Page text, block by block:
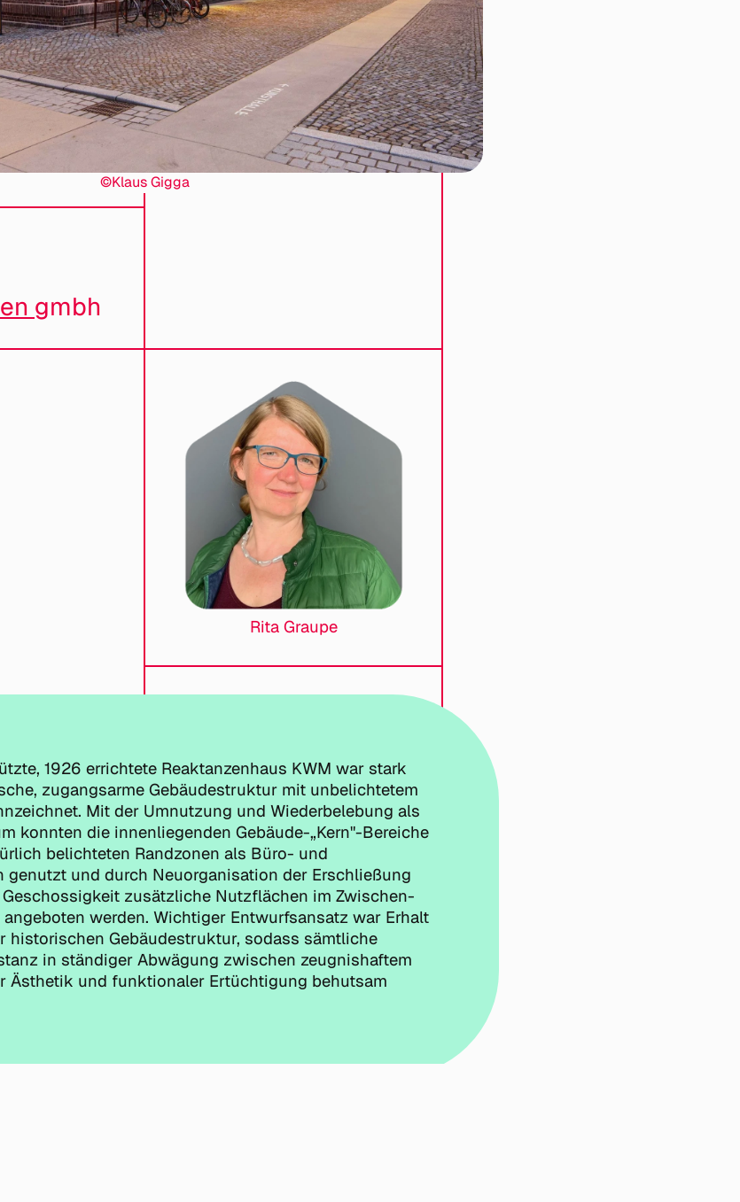
©Klaus Gigga
gmbh
Rita Graupe
1926 errichtete Reaktanzenhaus KWM war stark
zugangsarme Gebäudestruktur mit unbelichtetem
Mit der Umnutzung und Wiederbelebung als
konnten die innenliegenden Gebäude-„Kern"-Bereiche
belichteten Randzonen als Büro- und
genutzt und durch Neuorganisation der Erschließung
zusätzliche Nutzflächen im Zwischen-
werden. Wichtiger Entwurfsansatz war Erhalt
historischen Gebäudestruktur, sodass sämtliche
in ständiger Abwägung zwischen zeugnishaftem
Ästhetik und funktionaler Ertüchtigung behutsam